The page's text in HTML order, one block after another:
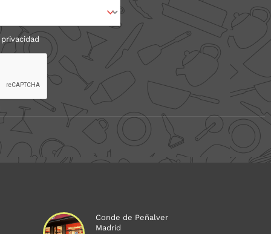
Conde de Peñalver
Madrid